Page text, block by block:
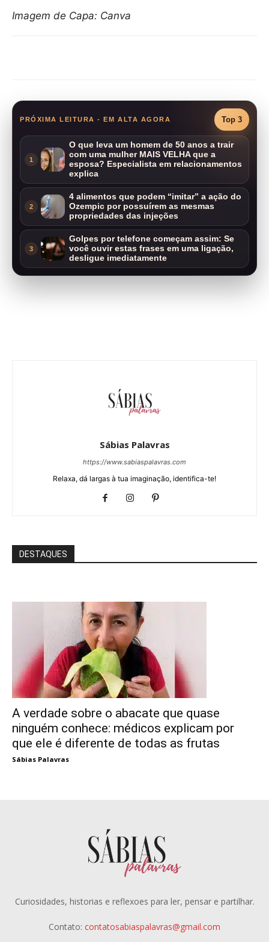
Imagem de Capa: Canva
PRÓXIMA LEITURA - EM ALTA AGORA Top 3
1
O que leva um homem de 50 anos a trair
com uma mulher MAIS VELHA que a
esposa? Especialista em relacionamentos
explica
2
4 alimentos que podem “imitar” a ação do
Ozempic por possuírem as mesmas
propriedades das injeções
3
Golpes por telefone começam assim: Se
você ouvir estas frases em uma ligação,
desligue imediatamente
Sábias Palavras
https://www.sabiaspalavras.com
Relaxa, dá largas à tua imaginação, identifica-te!
DESTAQUES
A verdade sobre o abacate que quase
ninguém conhece: médicos explicam por
que ele é diferente de todas as frutas
Sábias Palavras
Curiosidades, historias e reflexoes para ler, pensar e partilhar.
Contato: contatosabiaspalavras@gmail.com